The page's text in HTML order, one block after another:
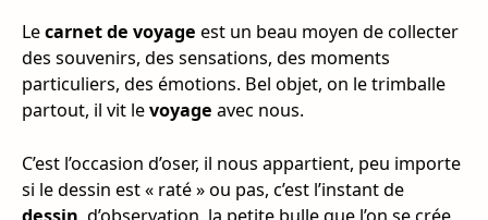
Lecarnet de voyage est un beau moyen de collecter
des souvenirs, des sensations, des moments
particuliers, des émotions. Bel objet, on le trimballe
partout, il vit levoyage avec nous.
C’est l’occasion d’oser, il nous appartient, peu importe
si le dessin est « raté » ou pas, c’est l’instant de